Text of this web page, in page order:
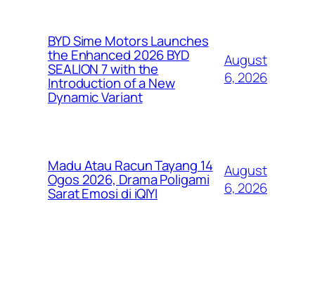
BYD Sime Motors Launches
the Enhanced 2026 BYD
SEALION 7 with the
Introduction of a New
Dynamic Variant
August
6, 2026
Madu Atau Racun Tayang 14
Ogos 2026, Drama Poligami
Sarat Emosi di iQIYI
August
6, 2026